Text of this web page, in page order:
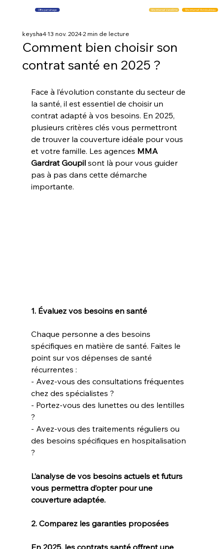
Site internet Vendôme
Offre parrainage Site internet Mondoubleau
Comment bien choisir son
contrat santé en 2025 ?
keysha413 nov. 20242 min de lecture
Face à l’évolution constante du secteur de
la santé, il est essentiel de choisir un
contrat adapté à vos besoins. En 2025,
plusieurs critères clés vous permettront
de trouver la couverture idéale pour vous
et votre famille. Les agences MMA
Gardrat Goupil sont là pour vous guider
pas à pas dans cette démarche
importante.
1. Évaluez vos besoins en santé
Chaque personne a des besoins
spécifiques en matière de santé. Faites le
point sur vos dépenses de santé
récurrentes :
- Avez-vous des consultations fréquentes
chez des spécialistes ?
- Portez-vous des lunettes ou des lentilles
?
- Avez-vous des traitements réguliers ou
des besoins spécifiques en hospitalisation
?
L’analyse de vos besoins actuels et futurs
vous permettra d’opter pour une
couverture adaptée.
2. Comparez les garanties proposées